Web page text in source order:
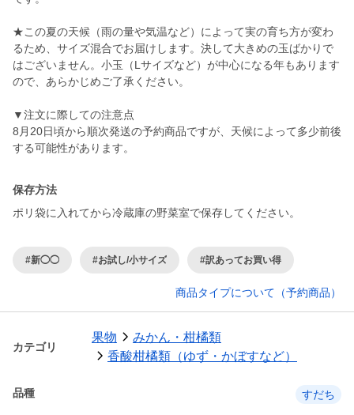
★この夏の天候（雨の量や気温など）によって実の育ち方が変わ
るため、サイズ混合でお届けします。決して大きめの玉ばかりで
はございません。小玉（Lサイズなど）が中心になる年もあります
ので、あらかじめご了承ください。
▼注文に際しての注意点
8月20日頃から順次発送の予約商品ですが、天候によって多少前後
する可能性があります。
保存方法
#新◯◯ #お試し/小サイズ #訳あってお買い得
商品タイプについて（予約商品）
カテゴリ
果物
みかん・柑橘類
香酸柑橘類（ゆず・かぼすなど）
品種 すだち